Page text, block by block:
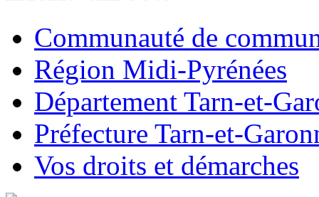
Communauté de
Région Midi-Pyrénées
Département Tarn-et-
Préfecture Tarn-et-
Vos droits et démarches